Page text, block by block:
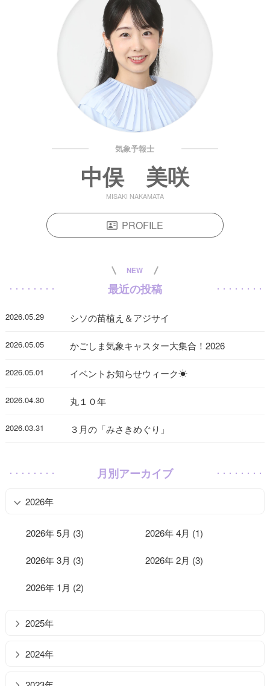
気象予報士
中俣 美咲
MISAKI NAKAMATA
PROFILE
NEW
最近の投稿
2026.05.29 シソの苗植え＆アジサイ
2026.05.05 かごしま気象キャスター大集合！2026
2026.05.01 イベントお知らせウィーク☀
2026.04.30 丸１０年
2026.03.31 ３月の「みさきめぐり」
月別アーカイブ
2026年
2026年 5月 (3) 2026年 4月 (1)
2026年 3月 (3) 2026年 2月 (3)
2026年 1月 (2)
2025年
2024年